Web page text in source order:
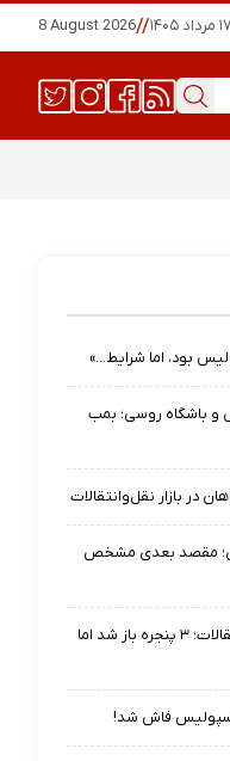
//
8 August 2026
بود، اما شرایط…»
و باشگاه روسی؛ بمب
در بازار نقل‌وانتقالات
مقصد بعدی مشخص
نفس تازه استقلال در نقل‌وانتقالات؛ ۳ پنجره باز شد اما
فاش شد!